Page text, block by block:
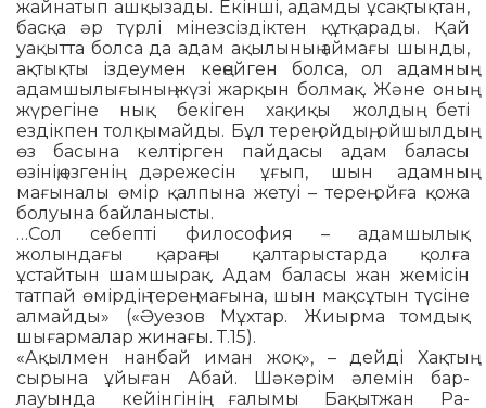
жайнатып ашқызады. Екін­ші, адамды ұсақтықтан,
басқа әр түрлі мінезсіздіктен құтқарады. Қай
уақытта болса да адам ақы­лы­ның аймағы шынды,
ақтықты із­деумен кеңейген болса, ол адам­ның
адамшылығының жүзі жар­­қын болмақ. Және оның
жүре­гіне нық бекіген хақиқы жолдың беті
ездікпен толқымайды. Бұл те­­­рең ойдың, ойшылдың
өз ба­сына келтірген пайдасы адам ба­ласы
өзінің,өзгенің дәрежесін ұғып, шын адамның
мағыналы өмір қалпына жетуі – терең ойға қожа
болуына байланысты.
…Сол себепті философия – адам­шылық
жолындағы қараңғы қал­тарыстарда қолға
ұстайтын шам­шырақ. Адам баласы жан же­місін
татпай өмірдің терең мағына, шын мақсұтын түсіне
алмайды» («Әуезов Мұхтар. Жиырма томдық
шығармалар жинағы. Т.15).
«Ақылмен нанбай иман жоқ», – дейді Хақтың
сырына ұйыған Абай. Шәкәрім әлемін бар­
лауында кейін­гінің ғалымы Бақытжан Ра­